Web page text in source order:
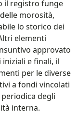
il registro funge
morosità,
lo storico dei
elementi
approvato
iniziali e finali, il
per le diverse
a fondi vincolati
degli
interna.